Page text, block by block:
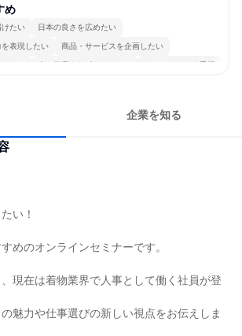
め
けたい 日本の良さを広めたい
表現したい 商品・サービスを企画したい
たい 人の仕事をサポートしたい チームワークを重視
企業を知る
い！
めのオンラインセミナーです。
現在は着物業界で人事として働く社員が登
の魅力や仕事選びの新しい視点をお伝えしま